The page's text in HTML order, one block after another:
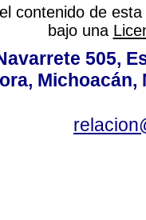
contenido de
bajo una
505,
Michoacán,